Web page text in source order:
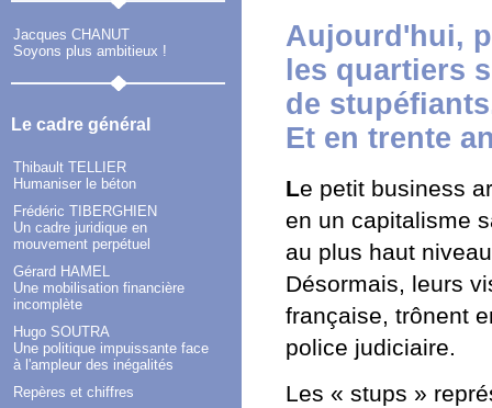
Jacques CHANUT
Soyons plus ambitieux !
Le cadre général
Thibault TELLIER
Humaniser le béton
Frédéric TIBERGHIEN
Un cadre juridique en
mouvement perpétuel
Gérard HAMEL
Une mobilisation financière
incomplète
Hugo SOUTRA
Une politique impuissante face
à l'ampleur des inégalités
Repères et chiffres
Aujourd'hui,
les quartiers
de
Et en trente
Le petit business
en un capitalisme
au plus haut
Désormais, leurs
française, trônent
police judiciaire.
Les « stups »